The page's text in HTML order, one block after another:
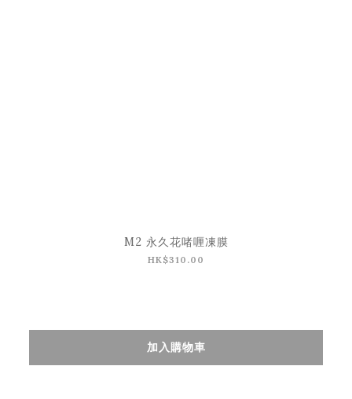
M2 永久花啫喱凍膜
HK$310.00
加入購物車